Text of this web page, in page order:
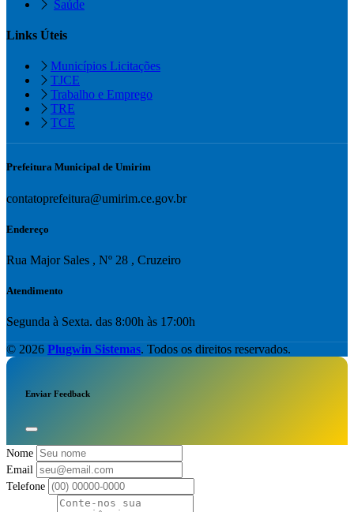
Saúde
Links Úteis
Municípios Licitações
TJCE
Trabalho e Emprego
TRE
TCE
Prefeitura Municipal de Umirim
contatoprefeitura@umirim.ce.gov.br
Endereço
Rua Major Sales , Nº 28 , Cruzeiro
Atendimento
Segunda à Sexta. das 8:00h às 17:00h
© 2026 Plugwin Sistemas. Todos os direitos reservados.
Enviar Feedback
Nome
Email
Telefone